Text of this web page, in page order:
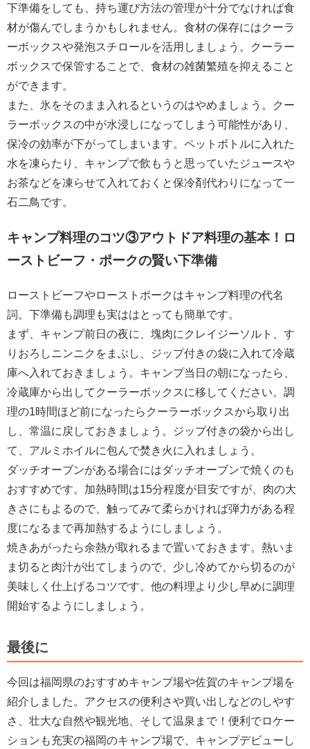
下準備をしても、持ち運び方法の管理が十分でなければ食
材が傷んでしまうかもしれません。食材の保存にはクーラ
ーボックスや発泡スチロールを活用しましょう。クーラー
ボックスで保管することで、食材の雑菌繁殖を抑えること
ができます。
また、氷をそのまま入れるというのはやめましょう。クー
ラーボックスの中が水浸しになってしまう可能性があり、
保冷の効率が下がってしまいます。ペットボトルに入れた
水を凍らたり、キャンプで飲もうと思っていたジュースや
お茶などを凍らせて入れておくと保冷剤代わりになって一
石二鳥です。
キャンプ料理のコツ③アウトドア料理の基本！ロ
ーストビーフ・ポークの賢い下準備
ローストビーフやローストポークはキャンプ料理の代名
詞。下準備も調理も実ははとっても簡単です。
まず、キャンプ前日の夜に、塊肉にクレイジーソルト、す
りおろしニンニクをまぶし、ジップ付きの袋に入れて冷蔵
庫へ入れておきましょう。キャンプ当日の朝になったら、
冷蔵庫から出してクーラーボックスに移してください。調
理の1時間ほど前になったらクーラーボックスから取り出
し、常温に戻しておきましょう。ジップ付きの袋から出し
て、アルミホイルに包んで焚き火に入れましょう。
ダッチオーブンがある場合にはダッチオーブンで焼くのも
おすすめです。加熱時間は15分程度が目安ですが、肉の大
きさにもよるので、触ってみて柔らかければ弾力がある程
度になるまで再加熱するようにしましょう。
焼きあがったら余熱が取れるまで置いておきます。熱いま
ま切ると肉汁が出てしまうので、少し冷めてから切るのが
美味しく仕上げるコツです。他の料理より少し早めに調理
開始するようにしましょう。
最後に
今回は福岡県のおすすめキャンプ場や佐賀のキャンプ場を
紹介しました。アクセスの便利さや買い出しなどのしやす
さ、壮大な自然や観光地、そして温泉まで！便利でロケー
ションも充実の福岡のキャンプ場で、キャンプデビューし